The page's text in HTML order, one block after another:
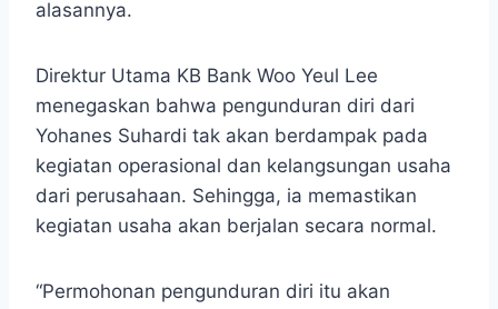
alasannya.
Direktur Utama KB Bank Woo Yeul Lee
menegaskan bahwa pengunduran diri dari
Yohanes Suhardi tak akan berdampak pada
kegiatan operasional dan kelangsungan usaha
dari perusahaan. Sehingga, ia memastikan
kegiatan usaha akan berjalan secara normal.
“Permohonan pengunduran diri itu akan